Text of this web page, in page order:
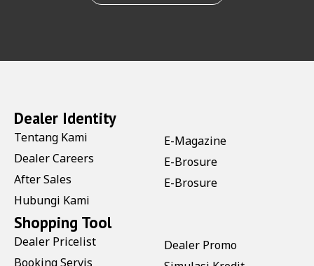
Dealer Identity
Tentang Kami
Dealer Careers
After Sales
Hubungi Kami
E-Magazine
E-Brosure
E-Brosure
Shopping Tool
Dealer Pricelist
Booking Servis
Dealer Promo